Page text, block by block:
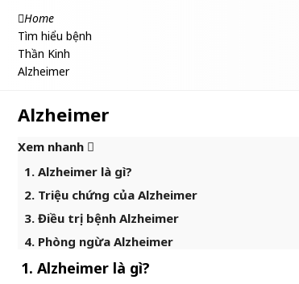
Home
Tìm hiểu bệnh
Thần Kinh
Alzheimer
Alzheimer
Xem nhanh
1. Alzheimer là gì?
2. Triệu chứng của Alzheimer
3. Điều trị bệnh Alzheimer
4. Phòng ngừa Alzheimer
1. Alzheimer là gì?